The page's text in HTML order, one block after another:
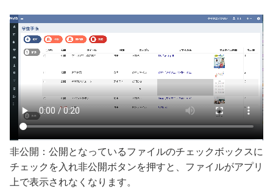
非公開：公開となっているファイルのチェックボックスに
チェックを入れ非公開ボタンを押すと、ファイルがアプリ
上で表示されなくなります。